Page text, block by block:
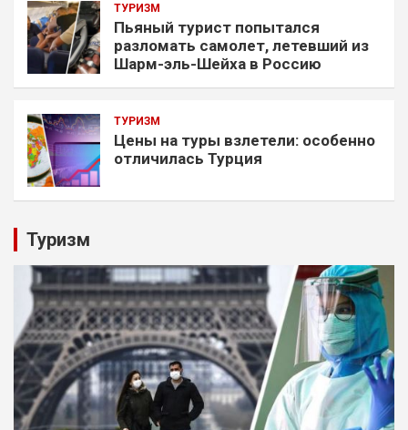
ТУРИЗМ
Пьяный турист попытался
разломать самолет, летевший из
Шарм-эль-Шейха в Россию
ТУРИЗМ
Цены на туры взлетели: особенно
отличилась Турция
Туризм